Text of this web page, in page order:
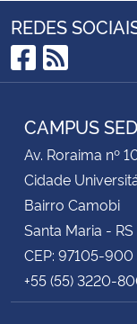
REDES
RSS
CAMPUS
Av. Roraima nº
Cidade
Bairro Camobi
Santa Maria - RS
CEP: 97105-900
+55 (55) 3220-